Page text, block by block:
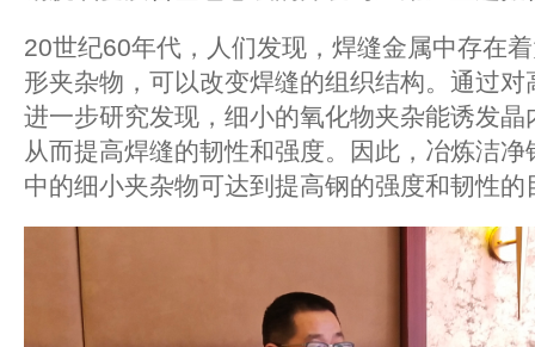
20世纪60年代，人们发现，焊缝金属中存在
形夹杂物，可以改变焊缝的组织结构。通过
进一步研究发现，细小的氧化物夹杂能诱发
从而提高焊缝的韧性和强度。因此，冶炼洁
中的细小夹杂物可达到提高钢的强度和韧性的